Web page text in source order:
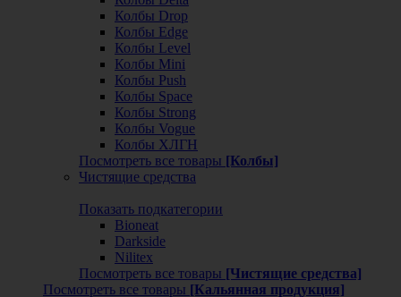
Колбы Drop
Колбы Edge
Колбы Level
Колбы Mini
Колбы Push
Колбы Space
Колбы Strong
Колбы Vogue
Колбы ХЛГН
Посмотреть все товары [Колбы]
Чистящие средства
Показать подкатегории
Bioneat
Darkside
Nilitex
Посмотреть все товары [Чистящие средства]
Посмотреть все товары [Кальянная продукция]